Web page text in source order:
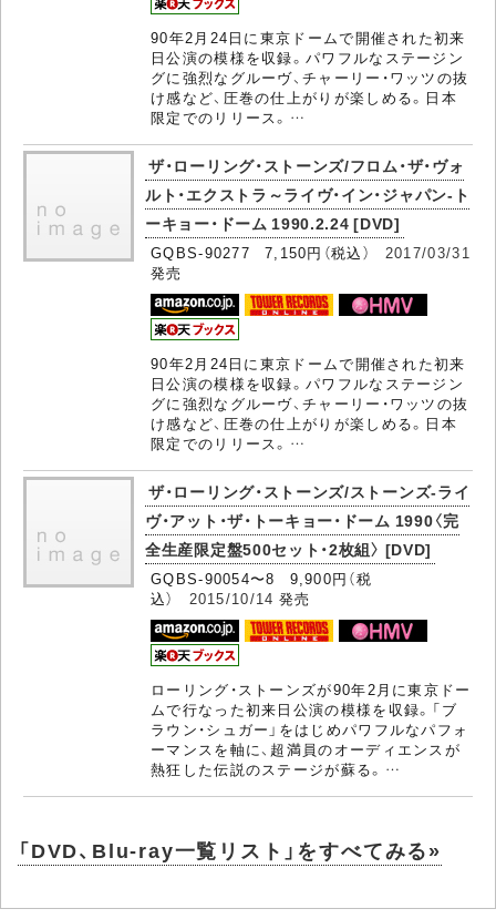
90年2月24日に東京ドームで開催された初来
日公演の模様を収録。パワフルなステージン
グに強烈なグルーヴ、チャーリー・ワッツの抜
け感など、圧巻の仕上がりが楽しめる。日本
限定でのリリース。…
ザ・ローリング・ストーンズ/フロム・ザ・ヴォ
ルト・エクストラ～ライヴ・イン・ジャパン-ト
ーキョー・ドーム 1990.2.24 [DVD]
GQBS-90277 7,150円（税込） 2017/03/31
発売
90年2月24日に東京ドームで開催された初来
日公演の模様を収録。パワフルなステージン
グに強烈なグルーヴ、チャーリー・ワッツの抜
け感など、圧巻の仕上がりが楽しめる。日本
限定でのリリース。…
ザ・ローリング・ストーンズ/ストーンズ-ライ
ヴ・アット・ザ・トーキョー・ドーム 1990〈完
全生産限定盤500セット・2枚組〉 [DVD]
GQBS-90054〜8 9,900円（税
込） 2015/10/14 発売
ローリング・ストーンズが90年2月に東京ドー
ムで行なった初来日公演の模様を収録。「ブ
ラウン・シュガー」をはじめパワフルなパフォ
ーマンスを軸に、超満員のオーディエンスが
熱狂した伝説のステージが蘇る。…
「DVD、Blu-ray一覧リスト」をすべてみる»